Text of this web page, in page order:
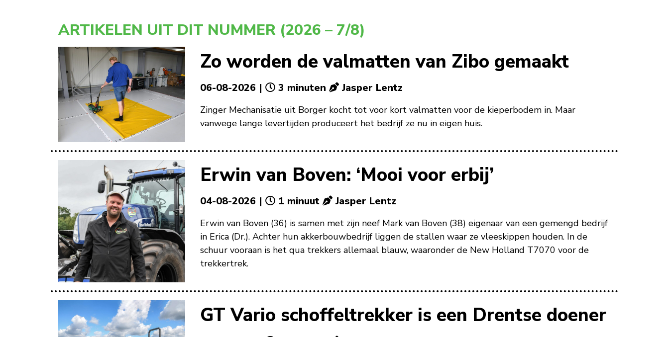
ARTIKELEN UIT DIT NUMMER (2026 – 7/8)
Zo worden de valmatten van Zibo gemaakt
06-08-2026 | 3 minuten Jasper Lentz
Zinger Mechanisatie uit Borger kocht tot voor kort valmatten voor de kieperbodem in. Maar
vanwege lange levertijden produceert het bedrijf ze nu in eigen huis.
Erwin van Boven: ‘Mooi voor erbij’
04-08-2026 | 1 minuut Jasper Lentz
Erwin van Boven (36) is samen met zijn neef Mark van Boven (38) eigenaar van een gemengd bedrijf
in Erica (Dr.). Achter hun akkerbouwbedrijf liggen de stallen waar ze vleeskippen houden. In de
schuur vooraan is het qua trekkers allemaal blauw, waaronder de New Holland T7070 voor de
trekkertrek.
GT Vario schoffeltrekker is een Drentse doener